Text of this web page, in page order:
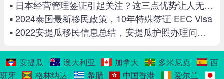
▪ 日本经营管理签证引起关注？这三点优势让人无法拒绝
▪ 2024泰国最新移民政策，10年特殊签证 EEC Visa
▪ 2022安提瓜移民信息总结，安提瓜护照办理问题经验贴
安提瓜 澳大利亚 加拿大 多米尼克
西
班牙
格林纳达 希腊 中国香港 爱尔兰